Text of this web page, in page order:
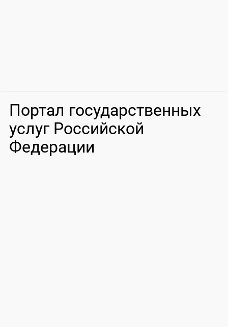
Портал государственных
услуг Российской
Федерации